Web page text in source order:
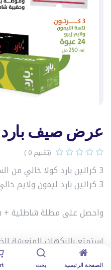
الصفحة الرئيسية بحث
عرض صيف بارد 5
(تقييم 0 )
3 كراتين بارد كولا خالي من السكر
3 كراتين بارد ليمون ولايم خالي من السكر
واحصل على مظلة شاطئية +
استمتع بالنكهات المنعشة
على مجموعة هدايا صيفية